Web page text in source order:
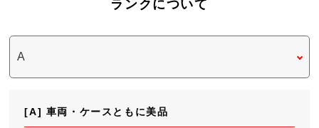
ランクについて
[A] 車両・ケースともに美品